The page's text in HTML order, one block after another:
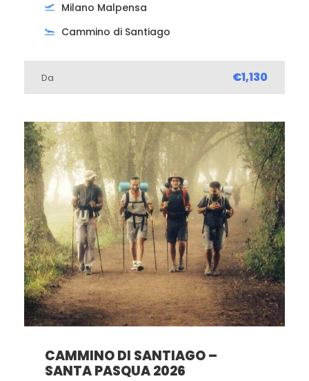
Milano Malpensa
Cammino di Santiago
Da €1,130
CAMMINO DI SANTIAGO –
SANTA PASQUA 2026